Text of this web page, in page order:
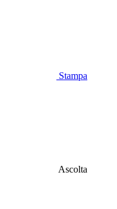
Stampa
Ascolta